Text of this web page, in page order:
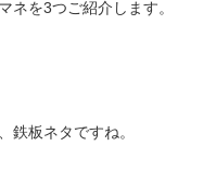
ネを3つご紹介します。
鉄板ネタですね。